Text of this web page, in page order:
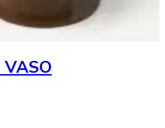
VASO